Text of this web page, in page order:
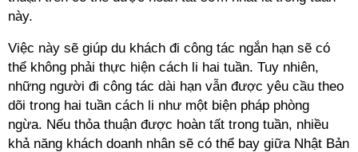
này.
Việc này sẽ giúp du khách đi công tác ngắn hạn sẽ có
thể không phải thực hiện cách li hai tuần. Tuy nhiên,
những người đi công tác dài hạn vẫn được yêu cầu theo
dõi trong hai tuần cách li như một biện pháp phòng
ngừa. Nếu thỏa thuận được hoàn tất trong tuần, nhiều
khả năng khách doanh nhân sẽ có thể bay giữa Nhật Bản